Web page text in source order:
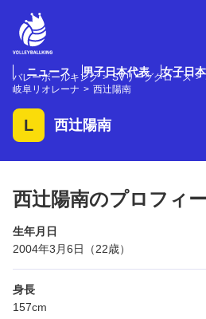
ニュース 男子日本代表 女子日
バレーボールキング SVリーググロース
岐阜リオレーナ
西辻陽南
L 西辻陽南
西辻陽南のプロフィ
生年月日
2004年3月6日（22歳）
身長
157cm